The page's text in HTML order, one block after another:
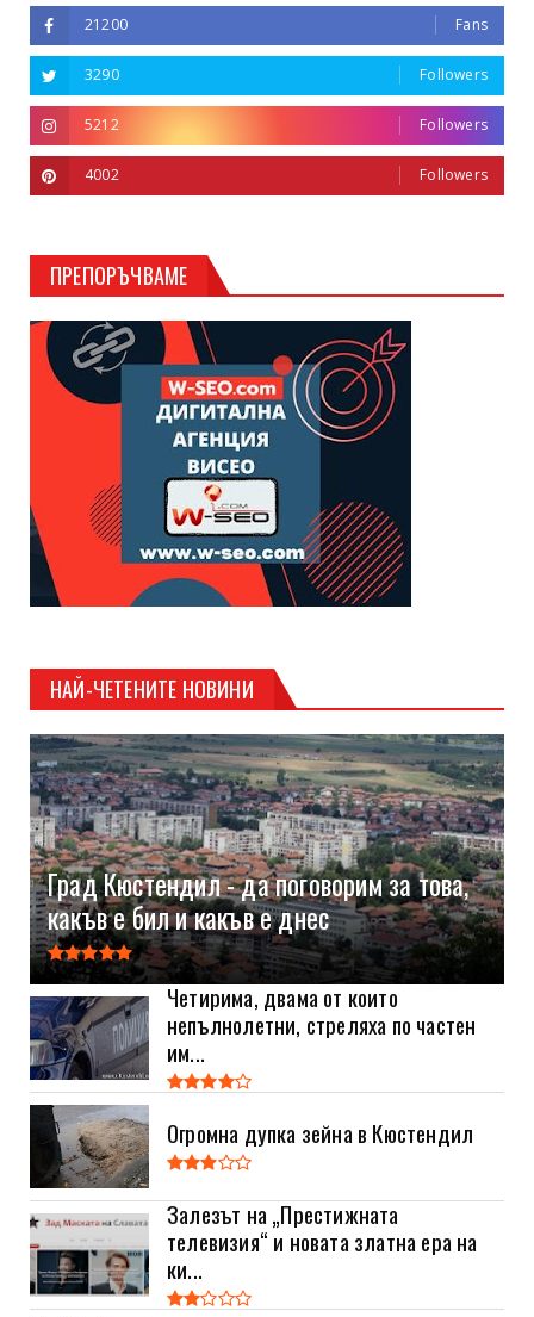
21200 Fans
3290 Followers
5212 Followers
4002 Followers
ПРЕПОРЪЧВАМЕ
НАЙ-ЧЕТЕНИТЕ НОВИНИ
Град Кюстендил - да поговорим за това,
какъв е бил и какъв е днес
Четирима, двама от които
непълнолетни, стреляха по частен
им...
Огромна дупка зейна в Кюстендил
Залезът на „Престижната
телевизия“ и новата златна ера на
ки...